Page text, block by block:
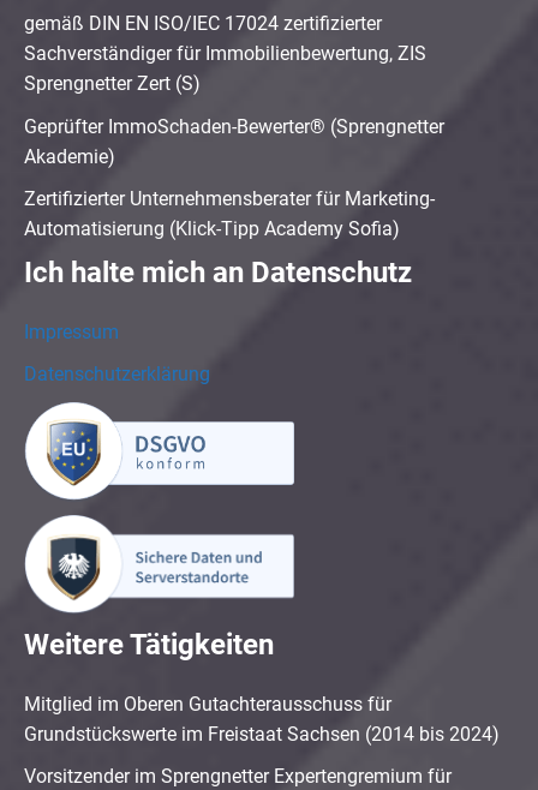
gemäß DIN EN ISO/IEC 17024 zertifizierter
Sachverständiger für Immobilienbewertung, ZIS
Sprengnetter Zert (S)
Geprüfter ImmoSchaden-Bewerter® (Sprengnetter
Akademie)
Zertifizierter Unternehmensberater für Marketing-
Automatisierung (Klick-Tipp Academy Sofia)
Ich halte mich an Datenschutz
Impressum
Datenschutzerklärung
Weitere Tätigkeiten
Mitglied im Oberen Gutachterausschuss für
Grundstückswerte im Freistaat Sachsen (2014 bis 2024)
Vorsitzender im Sprengnetter Expertengremium für